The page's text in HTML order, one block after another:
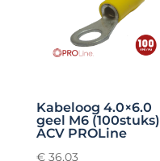
Kabeloog 4.0×6.0
geel M6 (100stuks)
ACV PROLine
€36,03